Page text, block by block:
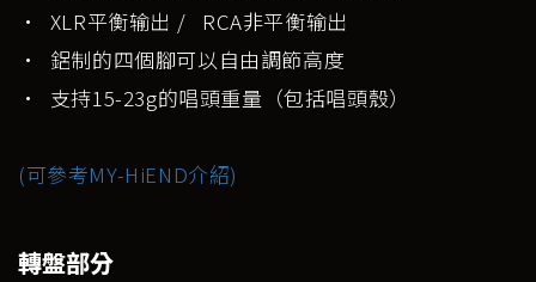
• XLR平衡输出 / RCA非平衡输出
• 鋁制的四個腳可以自由調節高度
• 支持15-23g的唱頭重量（包括唱頭殼）
(可參考MY-HiEND介紹)
轉盤部分